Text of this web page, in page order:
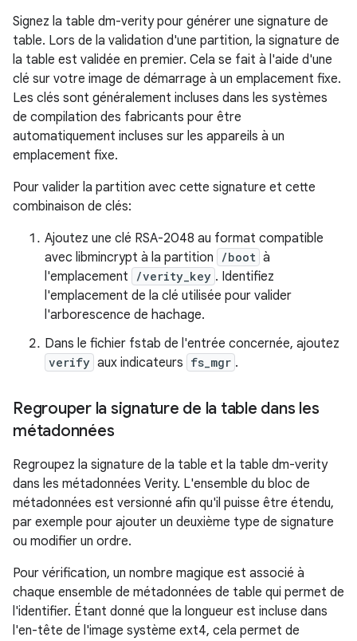
Signez la table dm-verity pour générer une signature de
table. Lors de la validation d'une partition, la signature de
la table est validée en premier. Cela se fait à l'aide d'une
clé sur votre image de démarrage à un emplacement fixe.
Les clés sont généralement incluses dans les systèmes
de compilation des fabricants pour être
automatiquement incluses sur les appareils à un
emplacement fixe.
Pour valider la partition avec cette signature et cette
combinaison de clés:
Ajoutez une clé RSA-2048 au format compatible
avec libmincrypt à la partition
/boot à
l'emplacement
/verity_key . Identifiez
l'emplacement de la clé utilisée pour valider
l'arborescence de hachage.
Dans le fichier fstab de l'entrée concernée, ajoutez
verify aux indicateurs fs_mgr .
Regrouper la signature de la table dans les
métadonnées
Regroupez la signature de la table et la table dm-verity
dans les métadonnées Verity. L'ensemble du bloc de
métadonnées est versionné afin qu'il puisse être étendu,
par exemple pour ajouter un deuxième type de signature
ou modifier un ordre.
Pour vérification, un nombre magique est associé à
chaque ensemble de métadonnées de table qui permet de
l'identifier. Étant donné que la longueur est incluse dans
l'en-tête de l'image système ext4, cela permet de